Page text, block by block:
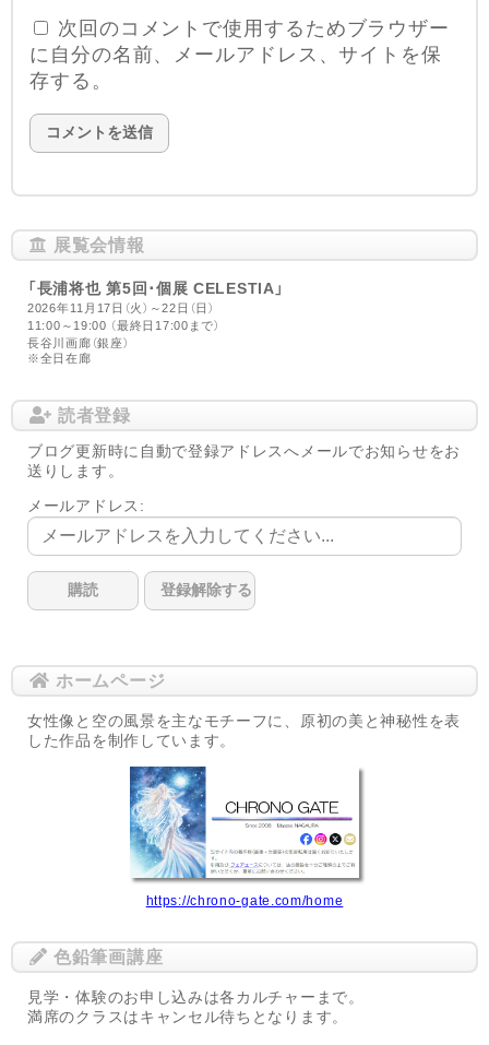
次回のコメントで使用するためブラウザー
に自分の名前、メールアドレス、サイトを保
存する。
展覧会情報
「長浦将也 第5回･個展 CELESTIA」
2026年11月17日（火）～22日（日）
11:00～19:00 （最終日17:00まで）
長谷川画廊（銀座）
※全日在廊
読者登録
ブログ更新時に自動で登録アドレスへメールでお知らせをお
送りします。
メールアドレス:
ホームページ
女性像と空の風景を主なモチーフに、原初の美と神秘性を表
した作品を制作しています。
https://chrono-gate.com/home
色鉛筆画講座
見学・体験のお申し込みは各カルチャーまで。
満席のクラスはキャンセル待ちとなります。